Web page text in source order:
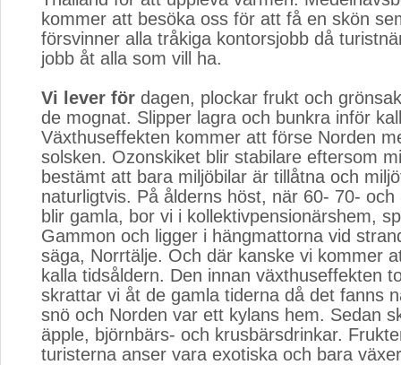
kommer att besöka oss för att få en skön
försvinner alla tråkiga kontorsjobb då
jobb åt alla som vill ha.
Vi lever för dagen, plockar frukt och
de mognat. Slipper lagra och bunkra inför
Växthuseffekten kommer att förse Norden
solsken. Ozonskiket blir stabilare eftersom
bestämt att bara miljöbilar är tillåtna och
naturligtvis. På ålderns höst, när 60- 70- och
blir gamla, bor vi i kollektivpensionärshem,
Gammon och ligger i hängmattorna vid
säga, Norrtälje. Och där kanske vi kommer
kalla tidsåldern. Den innan växthuseffekten
skrattar vi åt de gamla tiderna då det fanns
snö och Norden var ett kylans hem. Sedan
äpple, björnbärs- och krusbärsdrinkar.
turisterna anser vara exotiska och bara